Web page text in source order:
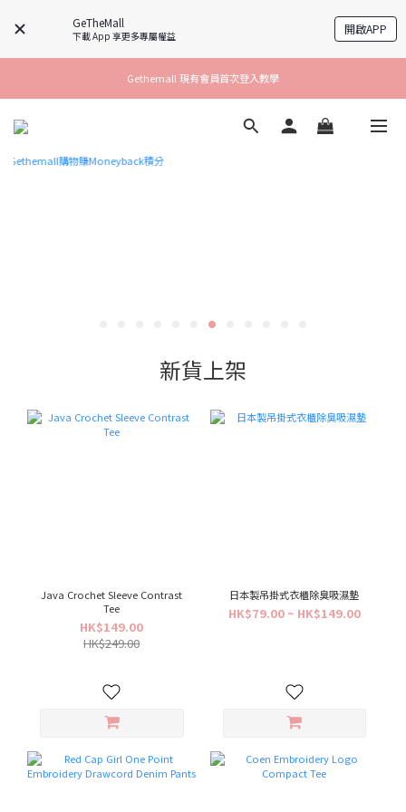
GeTheMall
下載 App 享更多專屬權益 開啟APP
Gethemall 現有會員首次登入教學
新貨上架
Java Crochet Sleeve Contrast
Tee
HK$149.00
HK$249.00
日本製吊掛式衣櫃除臭吸濕墊
HK$79.00 ~ HK$149.00